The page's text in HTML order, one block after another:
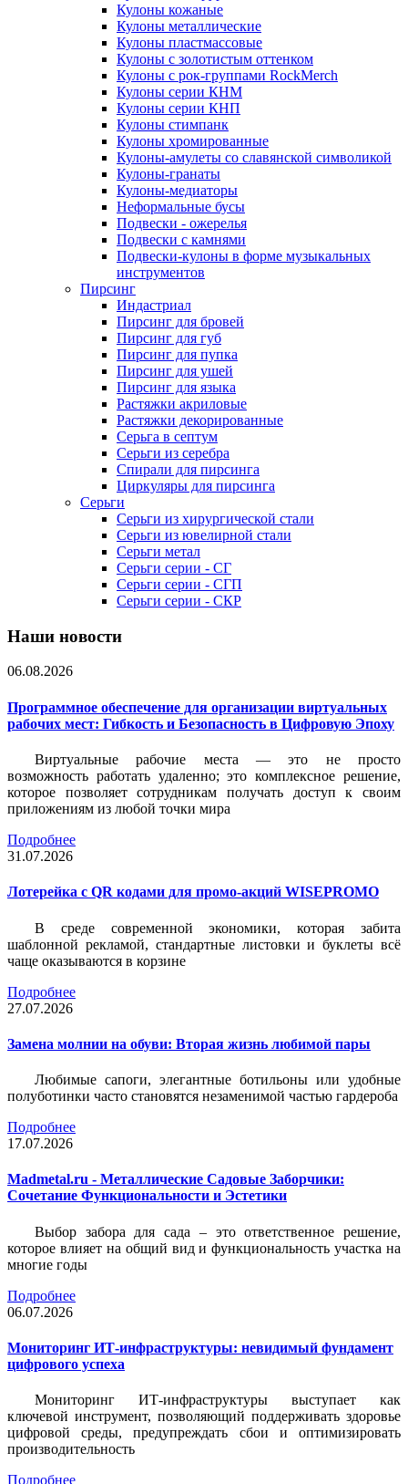
Кулоны кожаные
Кулоны металлические
Кулоны пластмассовые
Кулоны с золотистым оттенком
Кулоны с рок-группами RockMerch
Кулоны серии КНМ
Кулоны серии КНП
Кулоны стимпанк
Кулоны хромированные
Кулоны-амулеты со славянской символикой
Кулоны-гранаты
Кулоны-медиаторы
Неформальные бусы
Подвески - ожерелья
Подвески с камнями
Подвески-кулоны в форме музыкальных
инструментов
Пирсинг
Индастриал
Пирсинг для бровей
Пирсинг для губ
Пирсинг для пупка
Пирсинг для ушей
Пирсинг для языка
Растяжки акриловые
Растяжки декорированные
Серьга в септум
Серьги из серебра
Спирали для пирсинга
Циркуляры для пирсинга
Серьги
Серьги из хирургической стали
Серьги из ювелирной стали
Серьги метал
Серьги серии - СГ
Серьги серии - СГП
Серьги серии - СКР
Наши новости
06.08.2026
Программное обеспечение для организации виртуальных
рабочих мест: Гибкость и Безопасность в Цифровую Эпоху
Виртуальные рабочие места — это не просто
возможность работать удаленно; это комплексное решение,
которое позволяет сотрудникам получать доступ к своим
приложениям из любой точки мира
Подробнее
31.07.2026
Лотерейка c QR кодами для промо-акций WISEPROMO
В среде современной экономики, которая забита
шаблонной рекламой, стандартные листовки и буклеты всё
чаще оказываются в корзине
Подробнее
27.07.2026
Замена молнии на обуви: Вторая жизнь любимой пары
Любимые сапоги, элегантные ботильоны или удобные
полуботинки часто становятся незаменимой частью гардероба
Подробнее
17.07.2026
Madmetal.ru - Металлические Садовые Заборчики:
Сочетание Функциональности и Эстетики
Выбор забора для сада – это ответственное решение,
которое влияет на общий вид и функциональность участка на
многие годы
Подробнее
06.07.2026
Мониторинг ИТ-инфраструктуры: невидимый фундамент
цифрового успеха
Мониторинг ИТ-инфраструктуры выступает как
ключевой инструмент, позволяющий поддерживать здоровье
цифровой среды, предупреждать сбои и оптимизировать
производительность
Подробнее